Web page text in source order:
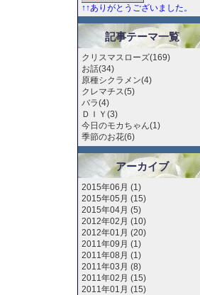
↑↑ありがとうございました。
記事テーマ一覧
クリスマスローズ(169)
お話(34)
原種シクラメン(4)
クレマチス(5)
バラ(4)
ＤＩＹ(3)
今日のモカちゃん(1)
季節のお花(6)
アーカイブ
2015年06月 (1)
2015年05月 (15)
2015年04月 (5)
2012年02月 (10)
2012年01月 (20)
2011年09月 (1)
2011年08月 (1)
2011年03月 (8)
2011年02月 (15)
2011年01月 (15)